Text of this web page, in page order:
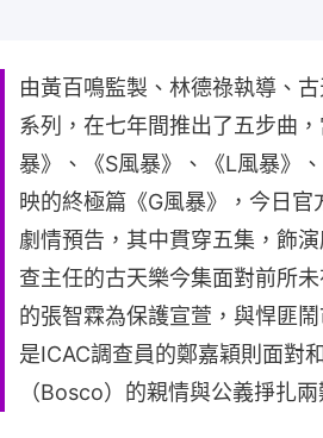
由黃百鳴監製、林德祿執導、
系列，在七年間推出了五步曲
暴》、《S風暴》、《L風暴》
映的終極篇《G風暴》，今日官
劇情預告，其中貫穿五集，飾
查主任的古天樂今集面對前所
的張智霖為保護宣萱，與悍匪
是ICAC調查員的鄭嘉穎則面對
（Bosco）的親情與公義掙扎兩